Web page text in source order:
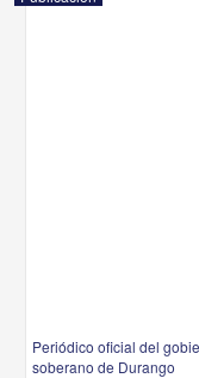
Periódico oficial del
soberano de Durango